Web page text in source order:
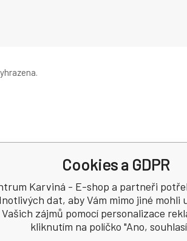
Cookies a GDPR
Karviná - E-shop a partneři
dat, aby Vám mimo jiné mohli
zájmů pomocí personalizace
kliknutím na políčko "Ano,